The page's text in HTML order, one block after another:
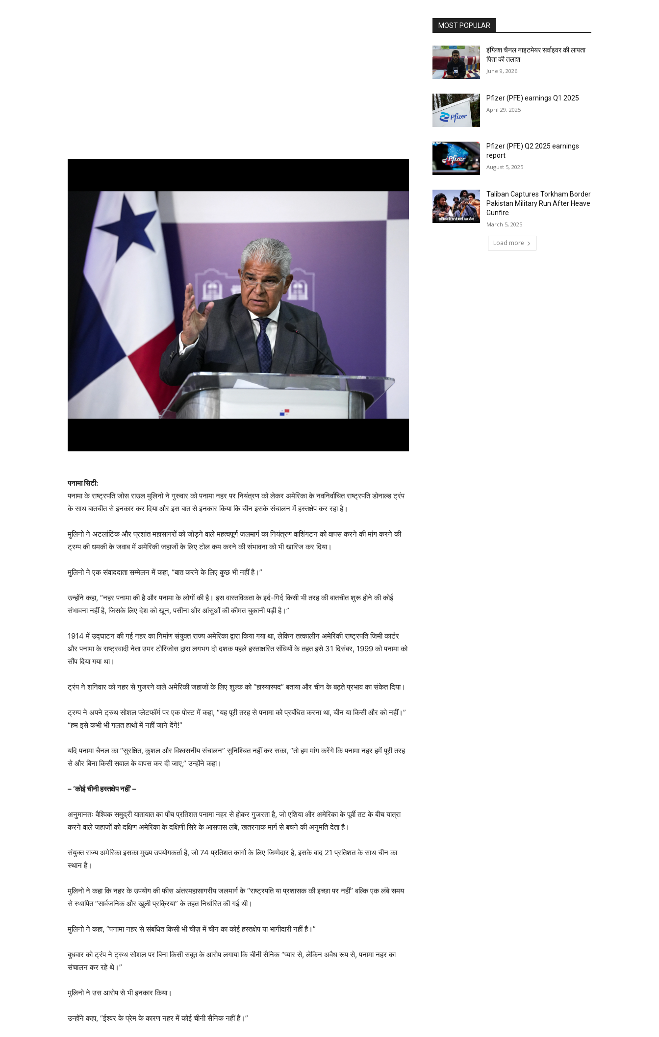
पनामा सिटी:
पनामा के राष्ट्रपति जोस राउल मुलिनो ने गुरुवार को पनामा नहर पर नियंत्रण को लेकर अमेरिका के नवनिर्वाचित राष्ट्रपति डोनाल्ड ट्रंप
के साथ बातचीत से इनकार कर दिया और इस बात से इनकार किया कि चीन इसके संचालन में हस्तक्षेप कर रहा है।
मुलिनो ने अटलांटिक और प्रशांत महासागरों को जोड़ने वाले महत्वपूर्ण जलमार्ग का नियंत्रण वाशिंगटन को वापस करने की मांग करने की
ट्रम्प की धमकी के जवाब में अमेरिकी जहाजों के लिए टोल कम करने की संभावना को भी खारिज कर दिया।
मुलिनो ने एक संवाददाता सम्मेलन में कहा, “बात करने के लिए कुछ भी नहीं है।”
उन्होंने कहा, “नहर पनामा की है और पनामा के लोगों की है। इस वास्तविकता के इर्द-गिर्द किसी भी तरह की बातचीत शुरू होने की कोई
संभावना नहीं है, जिसके लिए देश को खून, पसीना और आंसुओं की कीमत चुकानी पड़ी है।”
1914 में उद्घाटन की गई नहर का निर्माण संयुक्त राज्य अमेरिका द्वारा किया गया था, लेकिन तत्कालीन अमेरिकी राष्ट्रपति जिमी कार्टर
और पनामा के राष्ट्रवादी नेता उमर टोरिजोस द्वारा लगभग दो दशक पहले हस्ताक्षरित संधियों के तहत इसे 31 दिसंबर, 1999 को पनामा को
सौंप दिया गया था।
ट्रंप ने शनिवार को नहर से गुजरने वाले अमेरिकी जहाजों के लिए शुल्क को “हास्यास्पद” बताया और चीन के बढ़ते प्रभाव का संकेत दिया।
ट्रम्प ने अपने ट्रुथ सोशल प्लेटफॉर्म पर एक पोस्ट में कहा, “यह पूरी तरह से पनामा को प्रबंधित करना था, चीन या किसी और को नहीं।”
“हम इसे कभी भी गलत हाथों में नहीं जाने देंगे!”
यदि पनामा चैनल का “सुरक्षित, कुशल और विश्वसनीय संचालन” सुनिश्चित नहीं कर सका, “तो हम मांग करेंगे कि पनामा नहर हमें पूरी तरह
से और बिना किसी सवाल के वापस कर दी जाए,” उन्होंने कहा।
– ‘कोई चीनी हस्तक्षेप नहीं’ –
अनुमानतः वैश्विक समुद्री यातायात का पाँच प्रतिशत पनामा नहर से होकर गुजरता है, जो एशिया और अमेरिका के पूर्वी तट के बीच यात्रा
करने वाले जहाजों को दक्षिण अमेरिका के दक्षिणी सिरे के आसपास लंबे, खतरनाक मार्ग से बचने की अनुमति देता है।
संयुक्त राज्य अमेरिका इसका मुख्य उपयोगकर्ता है, जो 74 प्रतिशत कार्गो के लिए जिम्मेदार है, इसके बाद 21 प्रतिशत के साथ चीन का
स्थान है।
मुलिनो ने कहा कि नहर के उपयोग की फीस अंतरमहासागरीय जलमार्ग के “राष्ट्रपति या प्रशासक की इच्छा पर नहीं” बल्कि एक लंबे समय
से स्थापित “सार्वजनिक और खुली प्रक्रिया” के तहत निर्धारित की गई थी।
मुलिनो ने कहा, “पनामा नहर से संबंधित किसी भी चीज़ में चीन का कोई हस्तक्षेप या भागीदारी नहीं है।”
बुधवार को ट्रंप ने ट्रुथ सोशल पर बिना किसी सबूत के आरोप लगाया कि चीनी सैनिक “प्यार से, लेकिन अवैध रूप से, पनामा नहर का
संचालन कर रहे थे।”
मुलिनो ने उस आरोप से भी इनकार किया।
उन्होंने कहा, “ईश्वर के प्रेम के कारण नहर में कोई चीनी सैनिक नहीं हैं।”
MOST POPULAR
इंग्लिश चैनल नाइटमेयर सर्वाइवर की लापता
पिता की तलाश
June 9, 2026
Pfizer (PFE) earnings Q1 2025
April 29, 2025
Pfizer (PFE) Q2 2025 earnings
report
August 5, 2025
Taliban Captures Torkham Border
Pakistan Military Run After Heave
Gunfire
March 5, 2025
Load more